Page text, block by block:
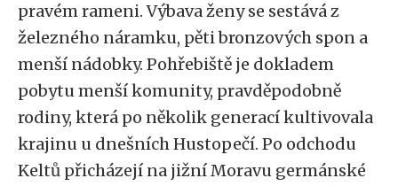
pravém rameni. Výbava ženy se sestává z
železného náramku, pěti bronzových spon a
menší nádobky. Pohřebiště je dokladem
pobytu menší komunity, pravděpodobně
rodiny, která po několik generací kultivovala
krajinu u dnešních Hustopečí. Po odchodu
Keltů přicházejí na jižní Moravu germánské